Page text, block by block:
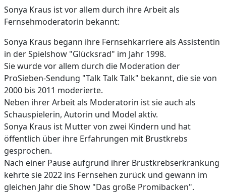
Sonya Kraus ist vor allem durch ihre Arbeit als
Fernsehmoderatorin bekannt:
Sonya Kraus begann ihre Fernsehkarriere als Assistentin
in der Spielshow "Glücksrad" im Jahr 1998.
Sie wurde vor allem durch die Moderation der
ProSieben-Sendung "Talk Talk Talk" bekannt, die sie von
2000 bis 2011 moderierte.
Neben ihrer Arbeit als Moderatorin ist sie auch als
Schauspielerin, Autorin und Model aktiv.
Sonya Kraus ist Mutter von zwei Kindern und hat
öffentlich über ihre Erfahrungen mit Brustkrebs
gesprochen.
Nach einer Pause aufgrund ihrer Brustkrebserkrankung
kehrte sie 2022 ins Fernsehen zurück und gewann im
gleichen Jahr die Show "Das große Promibacken".